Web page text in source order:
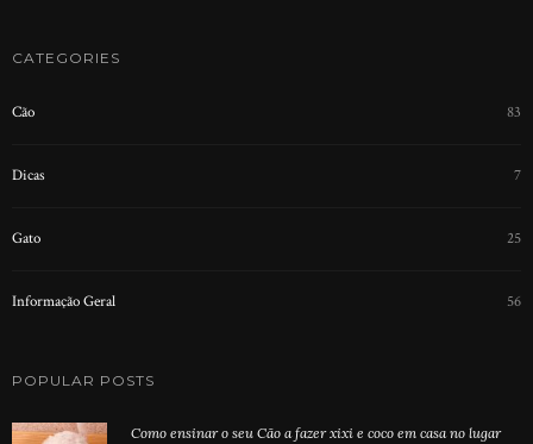
CATEGORIES
Cão 83
Dicas 7
Gato 25
Informação Geral 56
POPULAR POSTS
Como ensinar o seu Cão a fazer xixi e coco em casa no lugar